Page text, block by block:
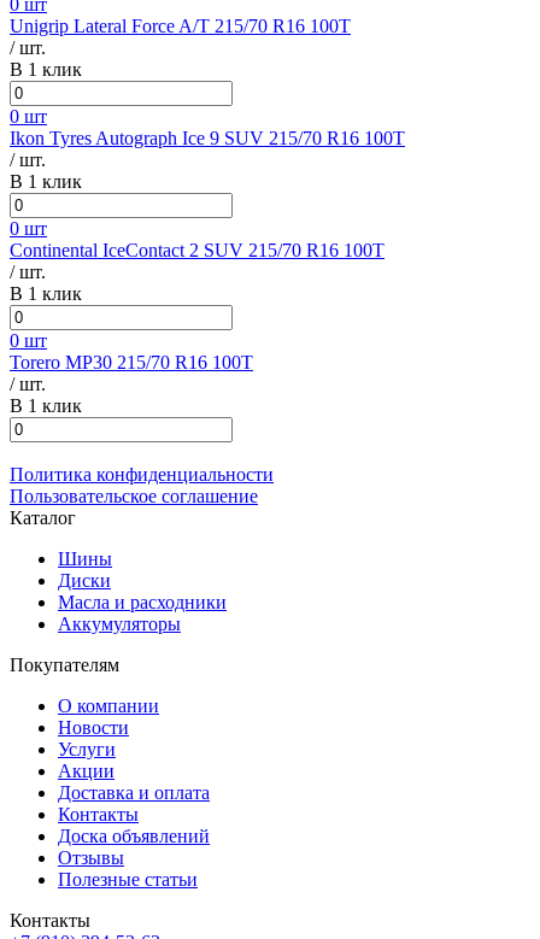
Unigrip Lateral Force A/T 215/70 R16 100T
/ шт.
В 1 клик
0 шт
Ikon Tyres Autograph Ice 9 SUV 215/70 R16 100T
/ шт.
В 1 клик
0 шт
Continental IceContact 2 SUV 215/70 R16 100T
/ шт.
В 1 клик
0 шт
Torero MP30 215/70 R16 100T
/ шт.
В 1 клик
Политика конфиденциальности
Пользовательское соглашение
Каталог
Шины
Диски
Масла и расходники
Аккумуляторы
Покупателям
О компании
Новости
Услуги
Акции
Доставка и оплата
Контакты
Доска объявлений
Отзывы
Полезные статьи
Контакты